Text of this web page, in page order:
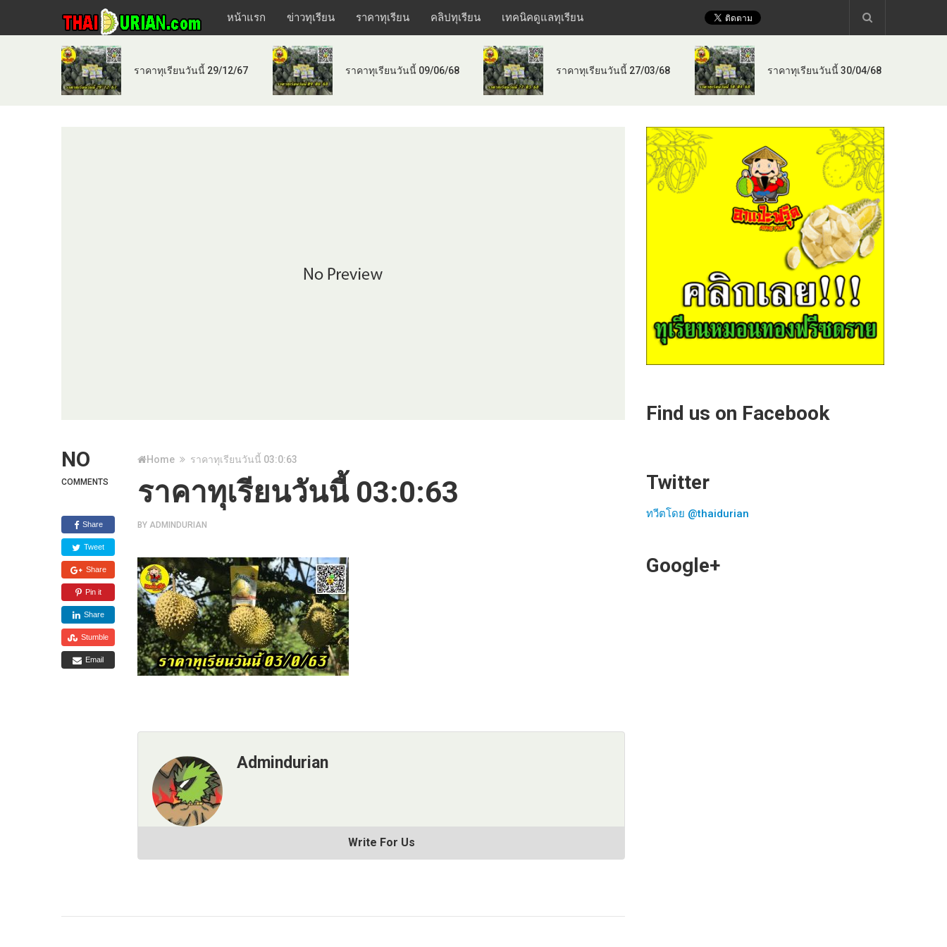
หน้าแรก ข่าวทุเรียน ราคาทุเรียน คลิปทุเรียน เทคนิคดูแลทุเรียน
ราคาทุเรียนวันนี้ 29/12/67 ราคาทุเรียนวันนี้ 09/06/68 ราคาทุเรียนวันนี้ 27/03/68 ราคาทุเรียนวันนี้ 30/04/68
NO
COMMENTS
Share
Tweet
Share
Pin it
Share
Stumble
Email
Home ราคาทุเรียนวันนี้ 03:0:63
ราคาทุเรียนวันนี้ 03:0:63
BY ADMINDURIAN
Admindurian
Write For Us
Find us on Facebook
Twitter
ทวีตโดย @thaidurian
Google+